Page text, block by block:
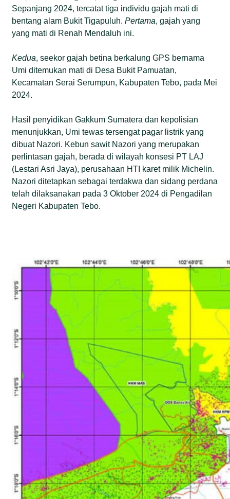
Sepanjang 2024, tercatat tiga individu gajah mati di
bentang alam Bukit Tigapuluh.Pertama, gajah yang
yang mati di Renah Mendaluh ini.
Kedua, seekor gajah betina berkalung GPS bernama
Umi ditemukan mati di Desa Bukit Pamuatan,
Kecamatan Serai Serumpun, Kabupaten Tebo, pada Mei
2024.
Hasil penyidikan Gakkum Sumatera dan kepolisian
menunjukkan, Umi tewas tersengat pagar listrik yang
dibuat Nazori. Kebun sawit Nazori yang merupakan
perlintasan gajah, berada di wilayah konsesi PT LAJ
(Lestari Asri Jaya), perusahaan HTI karet milik Michelin.
Nazori ditetapkan sebagai terdakwa dan sidang perdana
telah dilaksanakan pada 3 Oktober 2024 di Pengadilan
Negeri Kabupaten Tebo.